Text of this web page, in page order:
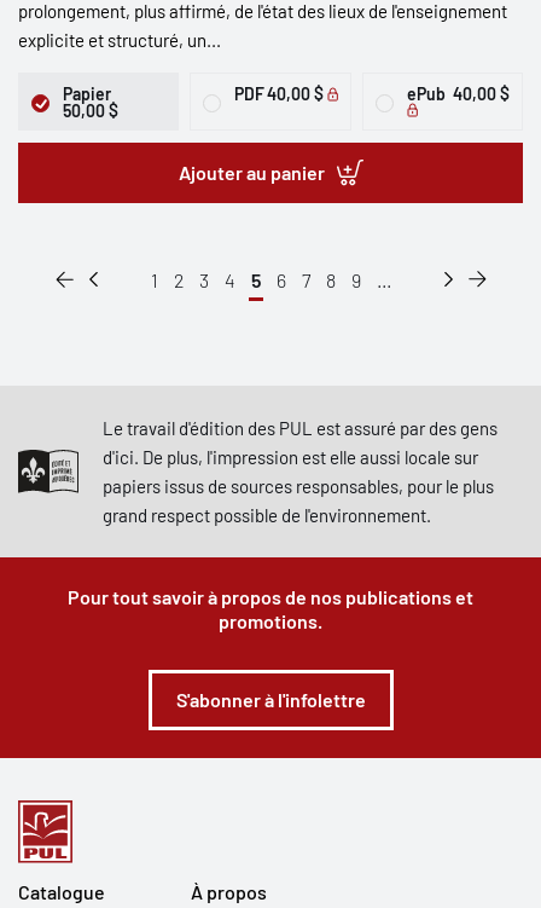
prolongement, plus affirmé, de l'état des lieux de l'enseignement
explicite et structuré, un...
Papier
50,00 $
PDF40,00 $ ePub 40,00 $
Ajouter au panier
1 2 3 4 5 6 7 8 9 ...
Le travail d'édition des PUL est assuré par des gens
d'ici. De plus, l'impression est elle aussi locale sur
papiers issus de sources responsables, pour le plus
grand respect possible de l'environnement.
Pour tout savoir à propos de nos publications et
promotions.
S'abonner à l'infolettre
Catalogue À propos